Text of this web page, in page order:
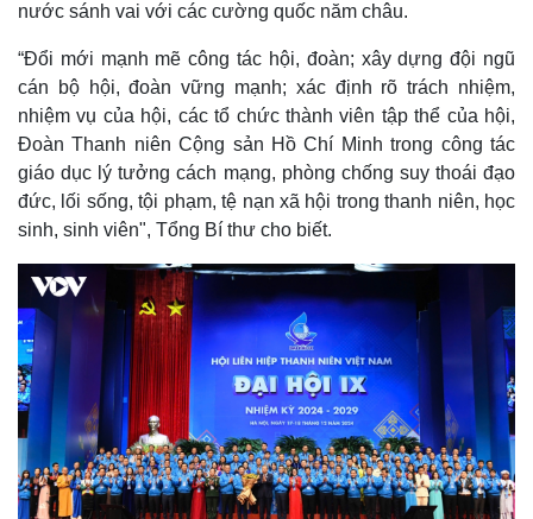
Pháp luật
Vụ án
Tin nóng
Tư vấn luật
Quân sự - Quốc phòng
Vũ khí
Phân tích
nước sánh vai với các cường quốc năm châu.
“Đổi mới mạnh mẽ công tác hội, đoàn; xây dựng đội ngũ
cán bộ hội, đoàn vững mạnh; xác định rõ trách nhiệm,
nhiệm vụ của hội, các tổ chức thành viên tập thể của hội,
Đoàn Thanh niên Cộng sản Hồ Chí Minh trong công tác
giáo dục lý tưởng cách mạng, phòng chống suy thoái đạo
đức, lối sống, tội phạm, tệ nạn xã hội trong thanh niên, học
sinh, sinh viên", Tổng Bí thư cho biết.